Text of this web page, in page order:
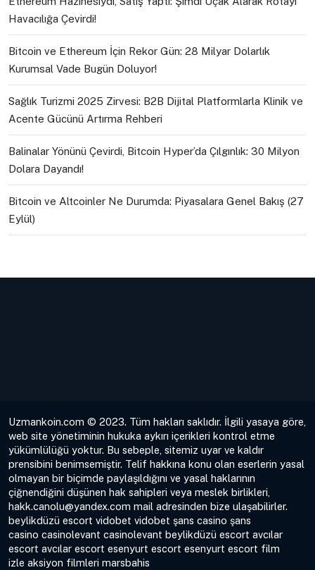
Havacılığa Çevirdi!
Bitcoin ve Ethereum İçin Rekor Gün: 28 Milyar Dolarlık
Kurumsal Vade Bugün Doluyor!
Sağlık Turizmi 2025 Zirvesi: B2B Dijital Platformlarla Klinik ve
Acente Gücünü Artırma Rehberi
Balinalar Yönünü Çevirdi, Bitcoin Hyper’da Çılgınlık: 30 Milyon
Dolara Dayandı!
Bitcoin ve Altcoinler Ne Durumda: Piyasalara Genel Bakış (27
Eylül)
Uzmankoin.com © 2023. Tüm hakları saklıdır. İlgili yasaya göre,
web site yönetiminin hukuka aykırı içerikleri kontrol etme
yükümlülüğü yoktur. Bu sebeple, sitemiz uyar ve kaldır
prensibini benimsemiştir. Telif hakkına konu olan eserlerin yasal
olmayan bir biçimde paylaşıldığını ve yasal haklarının
çiğnendiğini düşünen hak sahipleri veya meslek birlikleri,
hakk.canolu@yandex.com mail adresinden bize ulaşabilirler.
beylikdüzü escort vidobet vidobet şans casino şans
casino casinolevant casinolevant beylikdüzü escort avcılar
escort avcılar escort esenyurt escort esenyurt escort film
izle aksiyon filmleri marsbahis